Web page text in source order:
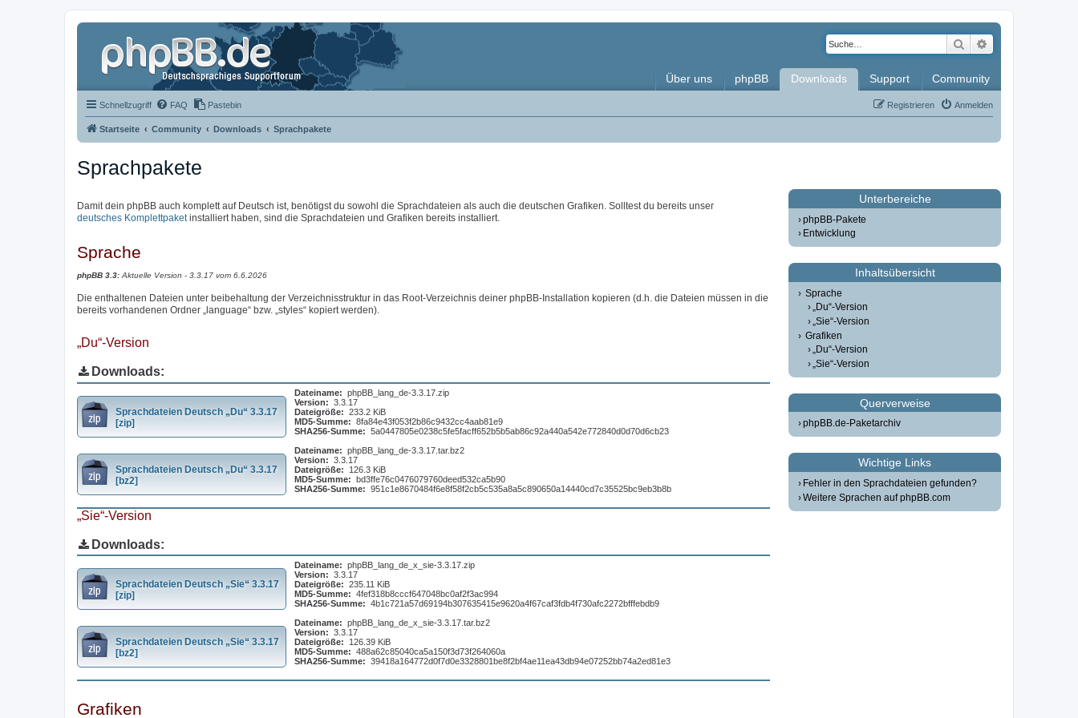
Suche
Über uns phpBB Downloads Support Community
Schnellzugriff FAQ Pastebin Anmelden
Registrieren
Startseite Community Downloads Sprachpakete
Sprachpakete
Damit dein phpBB auch komplett auf Deutsch ist, benötigst du sowohl die Sprachdateien als auch die deutschen Grafiken. Solltest du bereits unser
deutsches Komplettpaketinstalliert haben, sind die Sprachdateien und Grafiken bereits installiert.
Sprache
phpBB 3.3:Aktuelle Version - 3.3.17 vom 6.6.2026
Die enthaltenen Dateien unter beibehaltung der Verzeichnisstruktur in das Root-Verzeichnis deiner phpBB-Installation kopieren (d.h. die Dateien müssen in die
bereits vorhandenen Ordner „language“ bzw. „styles“ kopiert werden).
„Du“-Version
Downloads:
Sprachdateien Deutsch „Du“ 3.3.17
[zip]
Dateiname: phpBB_lang_de-3.3.17.zip
Version: 3.3.17
Dateigröße: 233.2 KiB
MD5-Summe: 8fa84e43f053f2b86c9432cc4aab81e9
SHA256-Summe: 5a0447805e0238c5fe5facff652b5b5ab86c92a440a542e772840d0d70d6cb23
Sprachdateien Deutsch „Du“ 3.3.17
[bz2]
Dateiname: phpBB_lang_de-3.3.17.tar.bz2
Version: 3.3.17
Dateigröße:
126.3 KiB
MD5-Summe: bd3ffe76c0476079760deed532ca5b90
SHA256-Summe: 951c1e8670484f6e8f58f2cb5c535a8a5c890650a14440cd7c35525bc9eb3b8b
„Sie“-Version
Downloads:
Sprachdateien Deutsch „Sie“ 3.3.17
[zip]
Dateiname: phpBB_lang_de_x_sie-3.3.17.zip
Version: 3.3.17
Dateigröße: 235.11 KiB
MD5-Summe: 4fef318b8cccf647048bc0af2f3ac994
SHA256-Summe: 4b1c721a57d69194b307635415e9620a4f67caf3fdb4f730afc2272bfffebdb9
Sprachdateien Deutsch „Sie“ 3.3.17
[bz2]
Dateiname: phpBB_lang_de_x_sie-3.3.17.tar.bz2
Version: 3.3.17
Dateigröße:
126.39 KiB
MD5-Summe: 488a62c85040ca5a150f3d73f264060a
SHA256-Summe: 39418a164772d0f7d0e3328801be8f2bf4ae11ea43db94e07252bb74a2ed81e3
Grafiken
Unterbereiche
phpBB-Pakete
Entwicklung
Inhaltsübersicht
Sprache
„Du“-Version
„Sie“-Version
Grafiken
„Du“-Version
„Sie“-Version
Querverweise
phpBB.de-Paketarchiv
Wichtige Links
Fehler in den Sprachdateien gefunden?
Weitere Sprachen auf phpBB.com